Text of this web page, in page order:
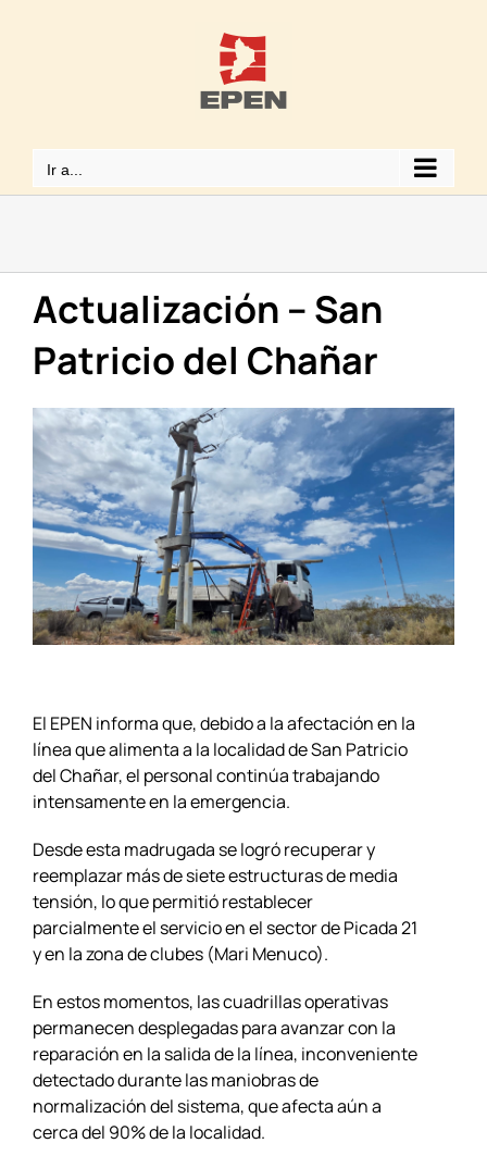
Ir a...
Actualización – San
Patricio del Chañar
El EPEN informa que, debido a la afectación en la
línea que alimenta a la localidad de San Patricio
del Chañar, el personal continúa trabajando
intensamente en la emergencia.
Desde esta madrugada se logró recuperar y
reemplazar más de siete estructuras de media
tensión, lo que permitió restablecer
parcialmente el servicio en el sector de Picada 21
y en la zona de clubes (Mari Menuco).
En estos momentos, las cuadrillas operativas
permanecen desplegadas para avanzar con la
reparación en la salida de la línea, inconveniente
detectado durante las maniobras de
normalización del sistema, que afecta aún a
cerca del 90% de la localidad.